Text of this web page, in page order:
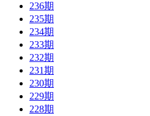
236期
235期
234期
233期
232期
231期
230期
229期
228期